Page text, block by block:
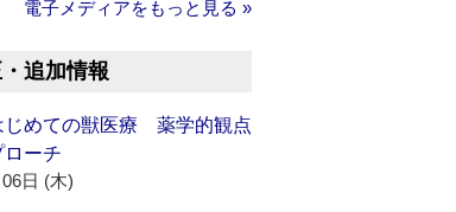
電子メディアをもっと見る »
追加情報
じめての獣医療 薬学的観点
ーチ
日 (木)